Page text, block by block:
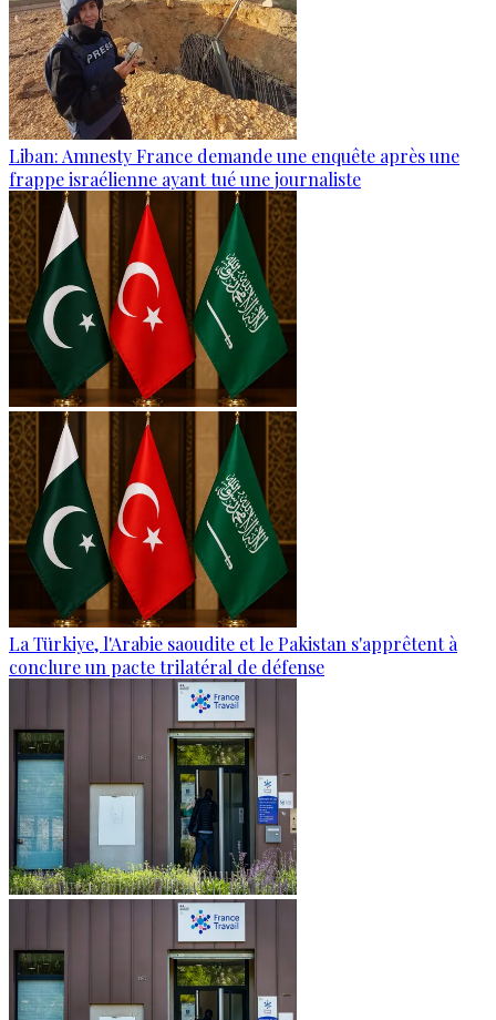
Liban: Amnesty France demande une enquête après une
frappe israélienne ayant tué une journaliste
La Türkiye, l'Arabie saoudite et le Pakistan s'apprêtent à
conclure un pacte trilatéral de défense